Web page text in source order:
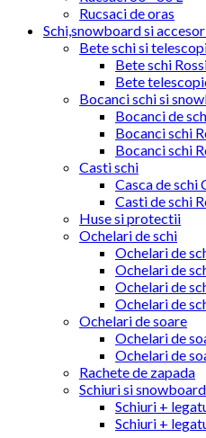
Rucsaci de oras
Schi,snowboard si
Bete schi si
Bete schi
Bete
Bocanci schi si
Bocanci de
Bocanci schi
Bocanci schi
Casti schi
Casca de schi
Casti de schi
Huse si protectii
Ochelari de schi
Ochelari de
Ochelari de
Ochelari de
Ochelari de
Ochelari de soare
Ochelari de
Ochelari de
Rachete de zapada
Schiuri si snowboard
Schiuri +
Schiuri +